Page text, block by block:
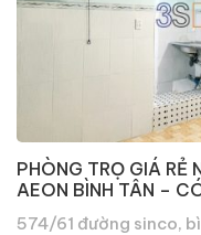
PHÒNG TRỌ GIÁ RẺ
AEON BÌNH TÂN –
574/61 đường sinco,